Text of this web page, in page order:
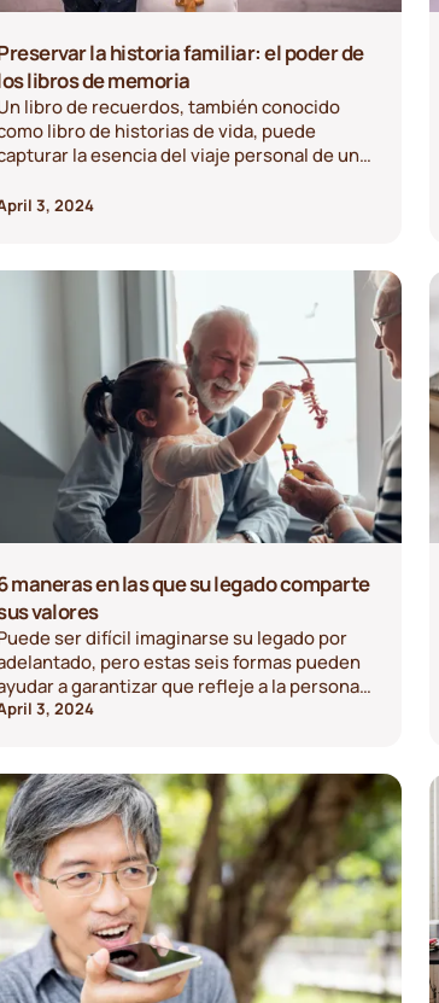
la historia familiar: el poder de
libros de memoria
libro de recuerdos, también conocido
libro de historias de vida, puede
la esencia del viaje personal de una
para preservar la historia familiar.
3, 2024
maneras en las que su legado comparte
valores
ser difícil imaginarse su legado por
pero estas seis formas pueden
a garantizar que refleje a la persona
la que desea que se le recuerde.
3, 2024